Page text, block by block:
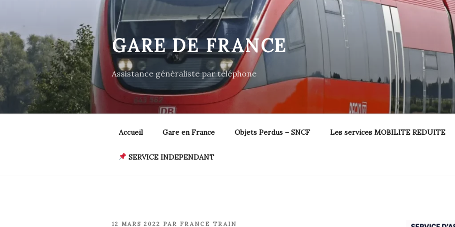
contenu
principal
GARE DE FRANCE
Assistance généraliste par téléphone
Accueil Gare en France Objets Perdus – SNCF Les services MOBILITE REDUITE
SERVICE INDEPENDANT
PUBLIÉ
12 MARS 2022 PAR FRANCE TRAIN